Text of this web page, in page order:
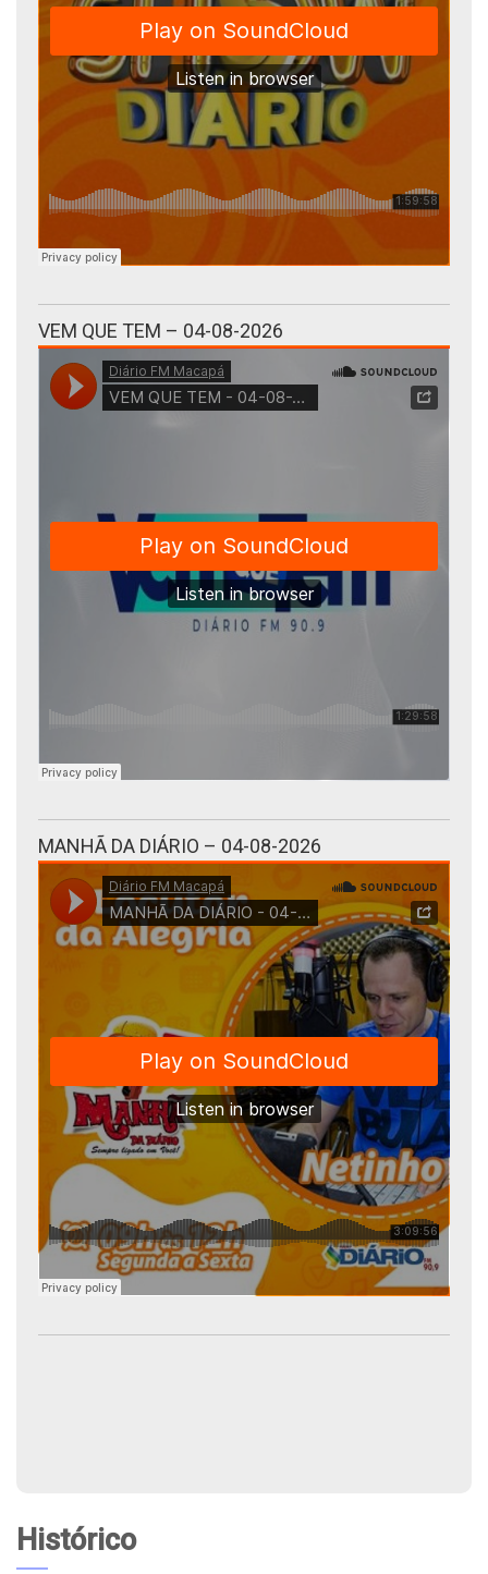
VEM QUE TEM – 04-08-2026
MANHÃ DA DIÁRIO – 04-08-2026
Histórico